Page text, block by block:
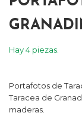
Hay 4 piezas.
Portafotos de
Taracea de
maderas.